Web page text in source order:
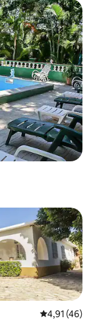
Gemiddelde
4,91 (46)